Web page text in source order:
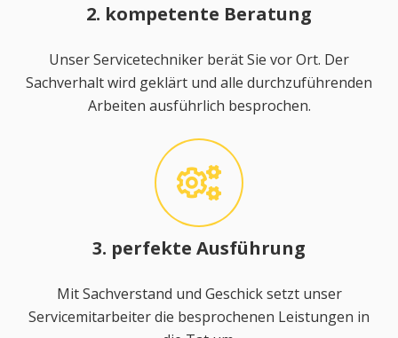
2. kompetente Beratung
Unser Servicetechniker berät Sie vor Ort. Der
Sachverhalt wird geklärt und alle durchzuführenden
Arbeiten ausführlich besprochen.
3. perfekte Ausführung
Mit Sachverstand und Geschick setzt unser
Servicemitarbeiter die besprochenen Leistungen in